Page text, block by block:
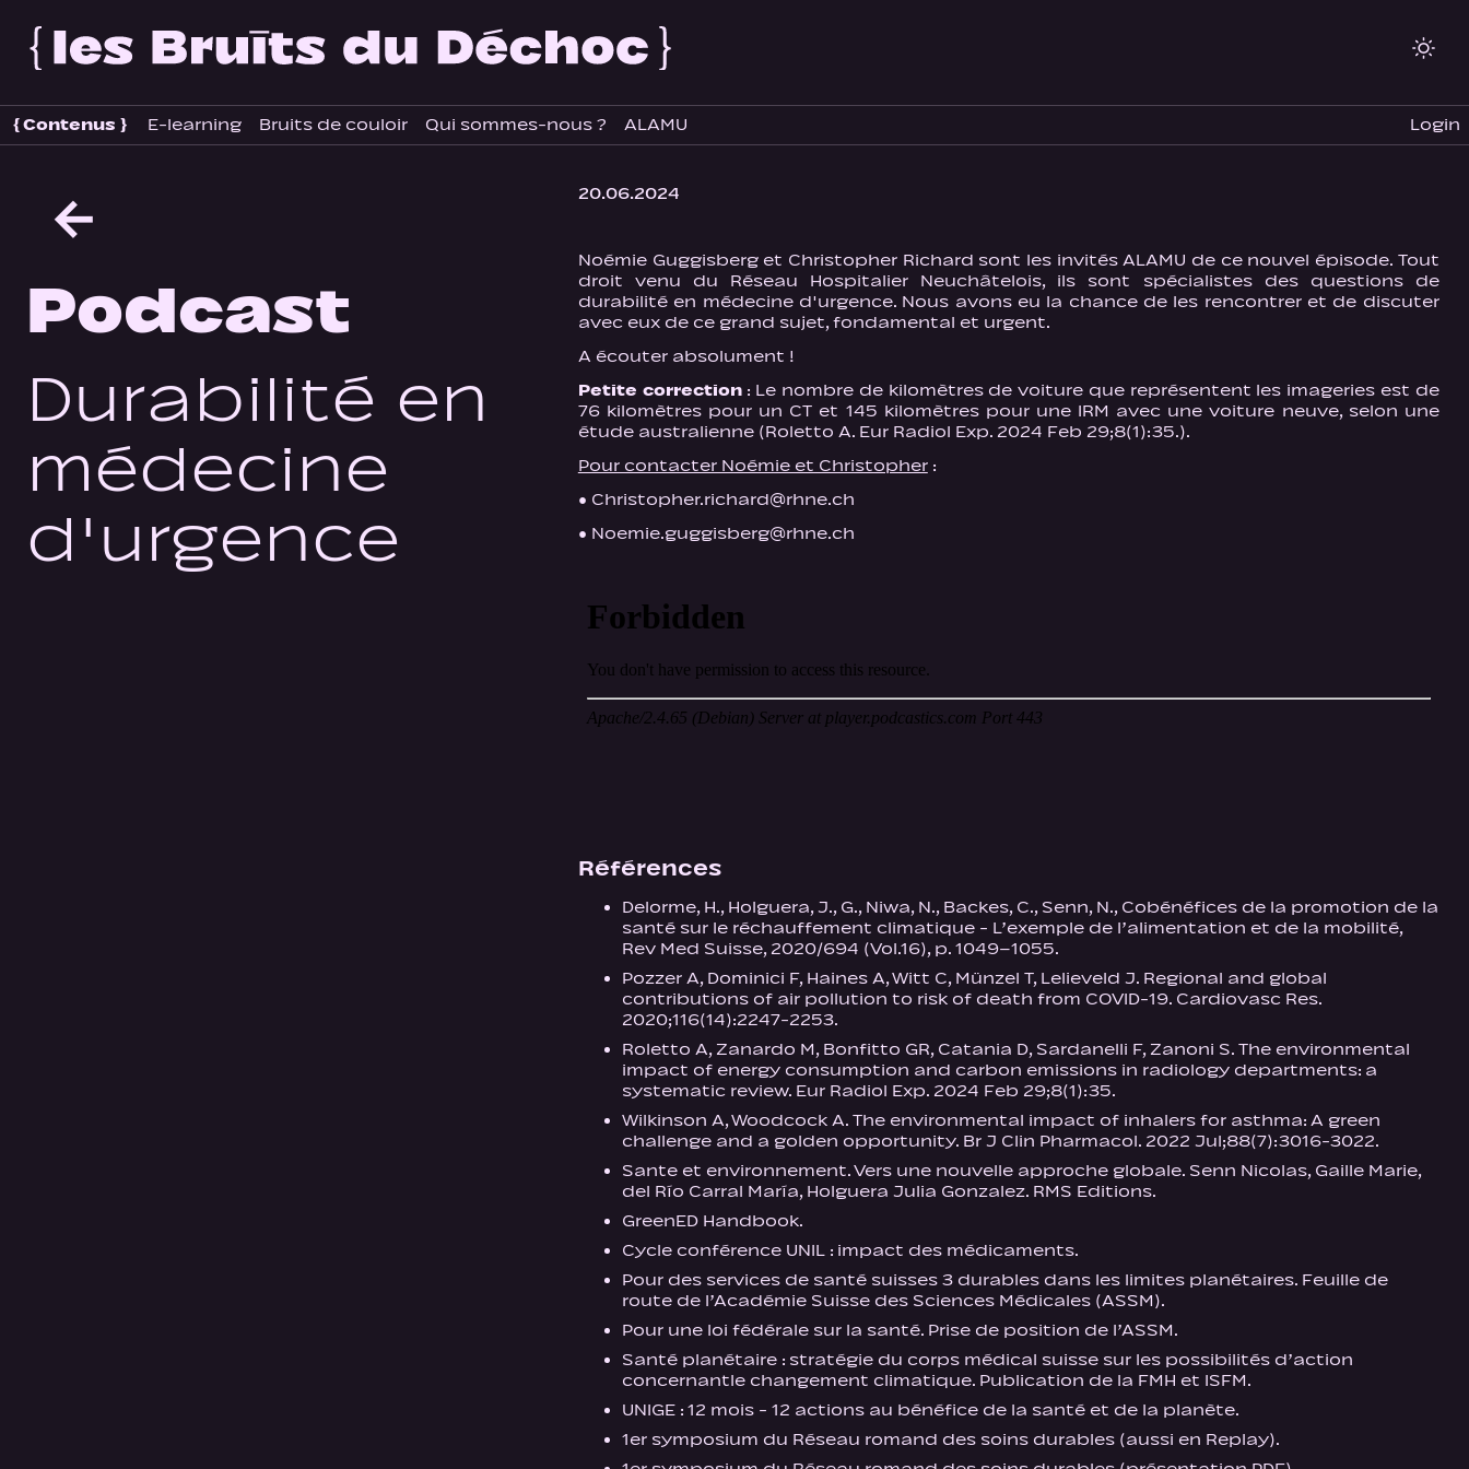
{Contenus } E-learning Bruits de couloir Qui sommes-nous ? ALAMU Login
←
Podcast
Durabilité en
médecine
d'urgence
20.06.2024
Noémie Guggisberg et Christopher Richard sont les invités ALAMU de ce nouvel épisode. Tout
droit venu du Réseau Hospitalier Neuchâtelois, ils sont spécialistes des questions de
durabilité en médecine d'urgence. Nous avons eu la chance de les rencontrer et de discuter
avec eux de ce grand sujet, fondamental et urgent.
A écouter absolument !
Petite correction: Le nombre de kilomètres de voiture que représentent les imageries est de
76 kilomètres pour un CT et 145 kilomètres pour une IRM avec une voiture neuve, selon une
étude australienne (Roletto A. Eur Radiol Exp. 2024 Feb 29;8(1):35.).
Pour contacter Noémie et Christopher:
• Christopher.richard@rhne.ch
• Noemie.guggisberg@rhne.ch
Références
Delorme, H., Holguera, J., G., Niwa, N., Backes, C., Senn, N., Cobénéfices de la promotion de la
santé sur le réchauffement climatique - L’exemple de l’alimentation et de la mobilité,
Rev Med Suisse, 2020/694 (Vol.16), p. 1049–1055.
Pozzer A, Dominici F, Haines A, Witt C, Münzel T, Lelieveld J. Regional and global
contributions of air pollution to risk of death from COVID-19. Cardiovasc Res.
2020;116(14):2247-2253.
Roletto A, Zanardo M, Bonfitto GR, Catania D, Sardanelli F, Zanoni S. The environmental
impact of energy consumption and carbon emissions in radiology departments: a
systematic review. Eur Radiol Exp. 2024 Feb 29;8(1):35.
Wilkinson A, Woodcock A. The environmental impact of inhalers for asthma: A green
challenge and a golden opportunity. Br J Clin Pharmacol. 2022 Jul;88(7):3016-3022.
Sante et environnement. Vers une nouvelle approche globale. Senn Nicolas, Gaille Marie,
del Río Carral María, Holguera Julia Gonzalez. RMS Editions.
GreenED Handbook.
Cycle conférence UNIL : impact des médicaments.
Pour des services de santé suisses 3 durables dans les limites planétaires. Feuille de
route de l’Académie Suisse des Sciences Médicales (ASSM).
Pour une loi fédérale sur la santé. Prise de position de l’ASSM.
Santé planétaire : stratégie du corps médical suisse sur les possibilités d’action
concernantle changement climatique. Publication de la FMH et ISFM.
UNIGE : 12 mois - 12 actions au bénéfice de la santé et de la planète.
1er symposium du Réseau romand des soins durables (aussi en Replay).